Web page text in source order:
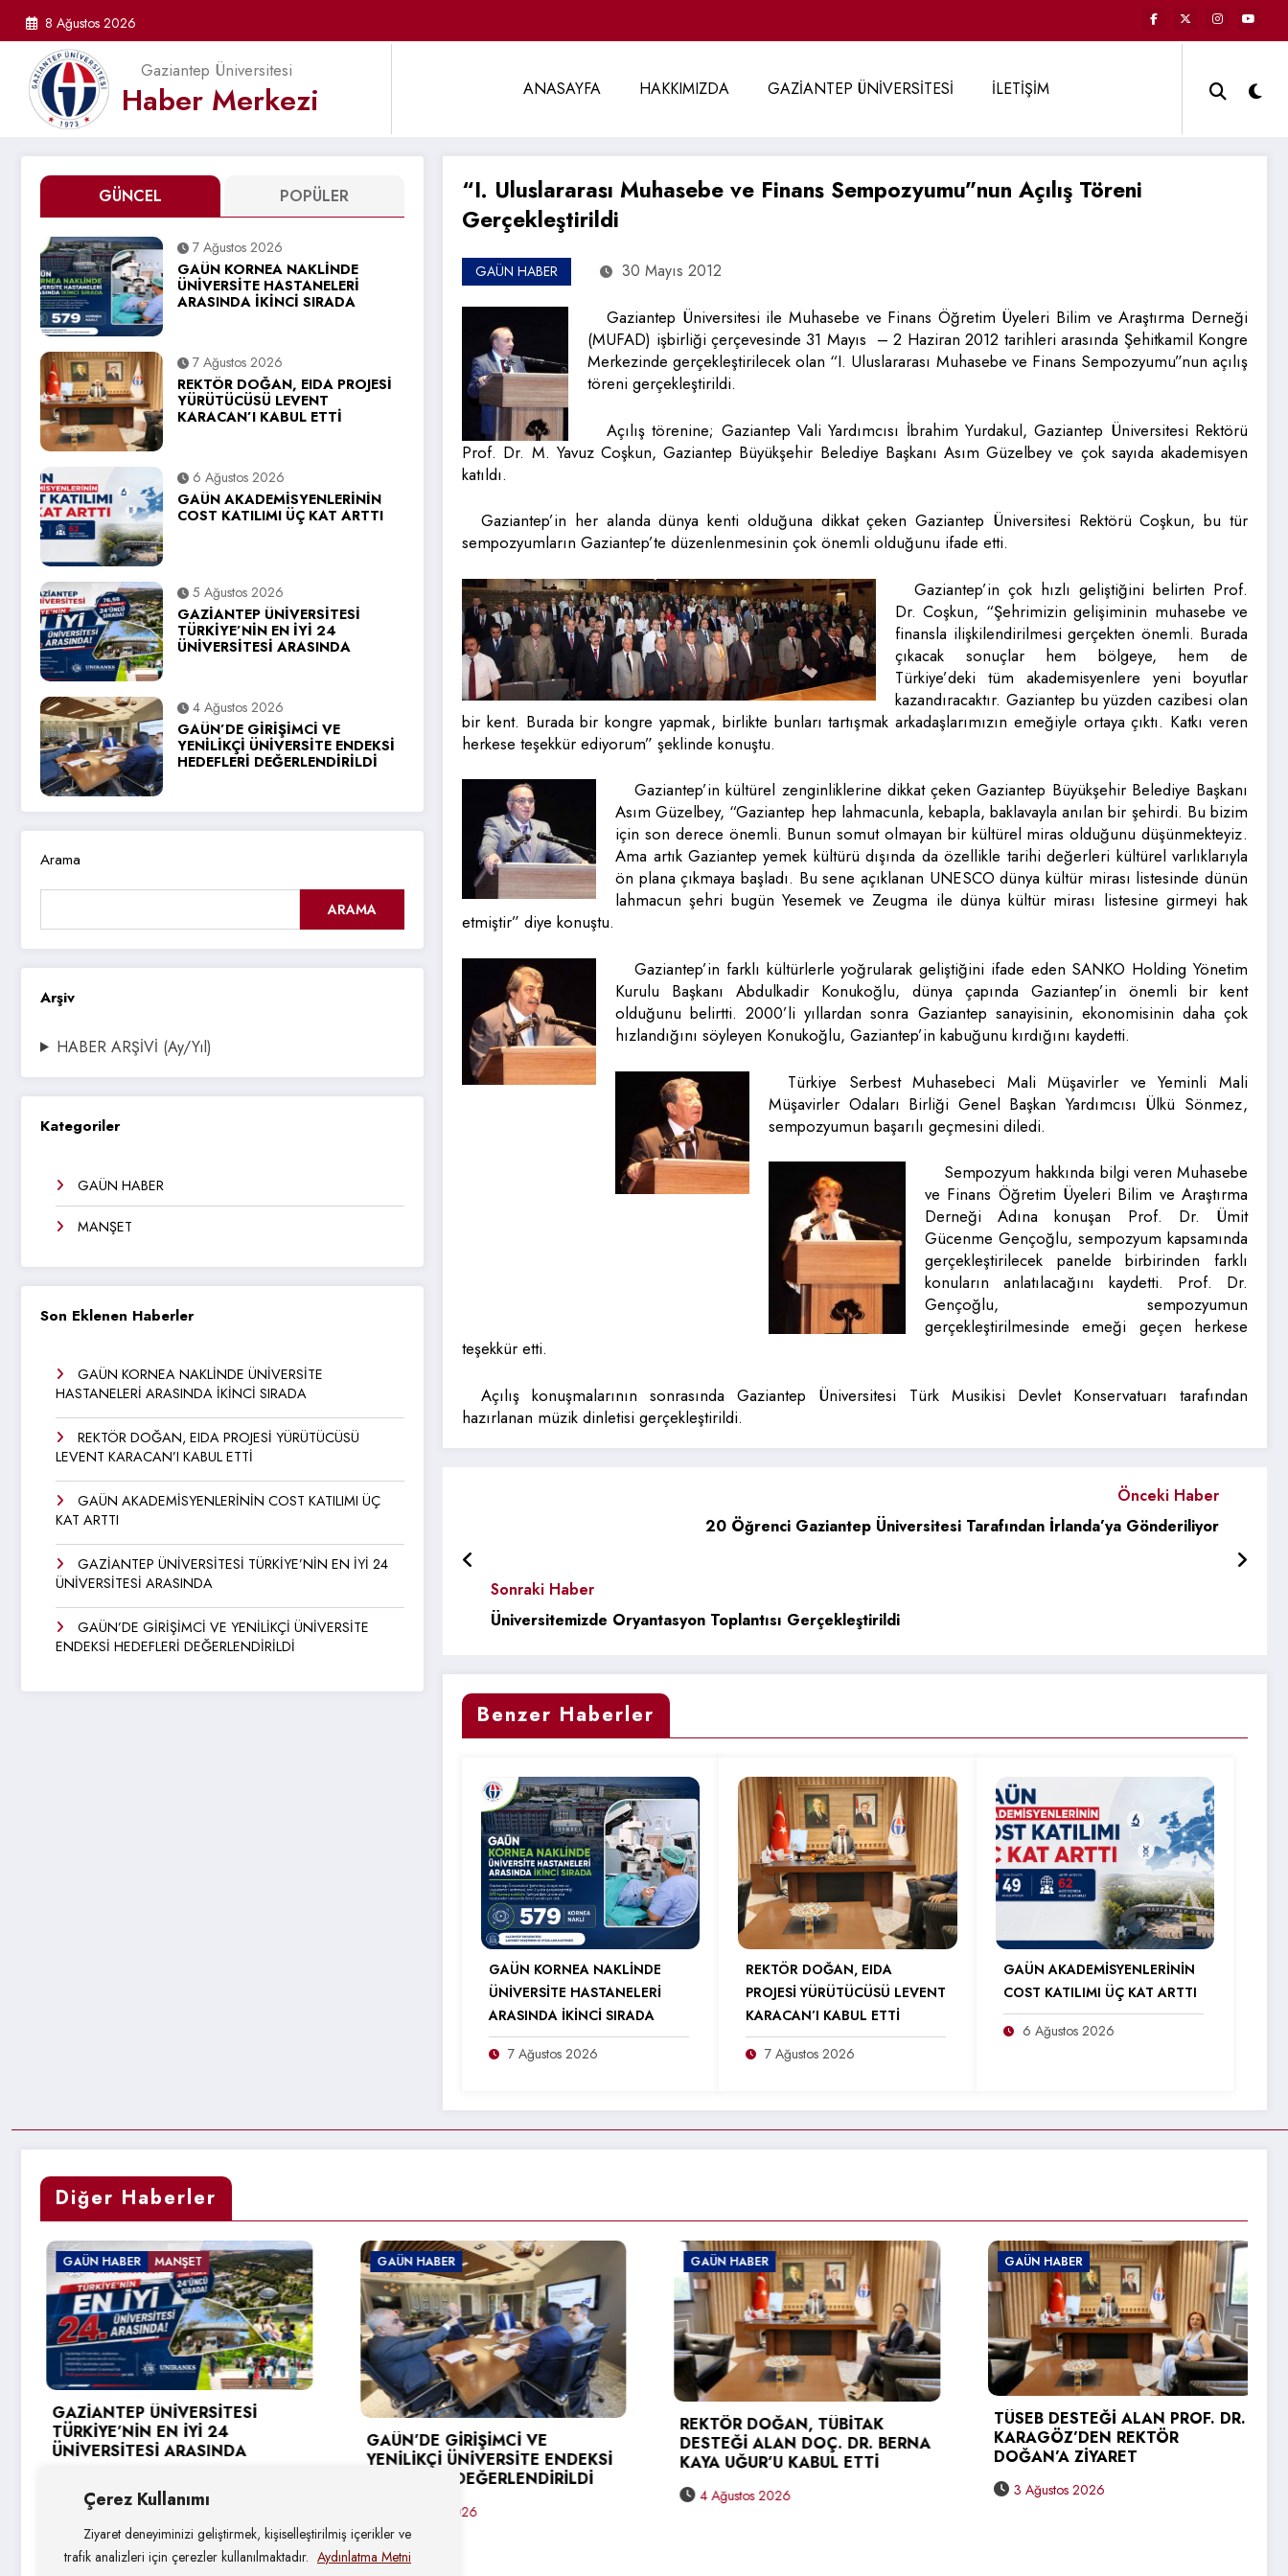
Çerez Kullanımı
Ziyaret deneyiminizi geliştirmek, kişiselleştirilmiş içerikler ve
trafik analizleri için çerezler kullanılmaktadır. Aydınlatma Metni
8 Ağustos 2026
Gaziantep Üniversitesi
Haber Merkezi ANASAYFA HAKKIMIZDA GAZİANTEP ÜNİVERSİTESİ İLETİŞİM
GÜNCEL POPÜLER
7 Ağustos 2026
GAÜN KORNEA NAKLİNDE
ÜNİVERSİTE HASTANELERİ
ARASINDA İKİNCİ SIRADA
7 Ağustos 2026
REKTÖR DOĞAN, EIDA PROJESİ
YÜRÜTÜCÜSÜ LEVENT
KARACAN’I KABUL ETTİ
6 Ağustos 2026
GAÜN AKADEMİSYENLERİNİN
COST KATILIMI ÜÇ KAT ARTTI
5 Ağustos 2026
GAZİANTEP ÜNİVERSİTESİ
TÜRKİYE’NİN EN İYİ 24
ÜNİVERSİTESİ ARASINDA
4 Ağustos 2026
GAÜN’DE GİRİŞİMCİ VE
YENİLİKÇİ ÜNİVERSİTE ENDEKSİ
HEDEFLERİ DEĞERLENDİRİLDİ
Arama
ARAMA
Arşiv
HABER ARŞİVİ (Ay/Yıl)
Kategoriler
GAÜN HABER
MANŞET
Son Eklenen Haberler
GAÜN KORNEA NAKLİNDE ÜNİVERSİTE
HASTANELERİ ARASINDA İKİNCİ SIRADA
REKTÖR DOĞAN, EIDA PROJESİ YÜRÜTÜCÜSÜ
LEVENT KARACAN’I KABUL ETTİ
GAÜN AKADEMİSYENLERİNİN COST KATILIMI ÜÇ
KAT ARTTI
GAZİANTEP ÜNİVERSİTESİ TÜRKİYE’NİN EN İYİ 24
ÜNİVERSİTESİ ARASINDA
GAÜN’DE GİRİŞİMCİ VE YENİLİKÇİ ÜNİVERSİTE
ENDEKSİ HEDEFLERİ DEĞERLENDİRİLDİ
“I. Uluslararası Muhasebe ve Finans Sempozyumu”nun Açılış Töreni
Gerçekleştirildi
GAÜN HABER 30 Mayıs 2012
Gaziantep Üniversitesi ile Muhasebe ve Finans Öğretim Üyeleri Bilim ve Araştırma Derneği
(MUFAD) işbirliği çerçevesinde 31 Mayıs – 2 Haziran 2012 tarihleri arasında Şehitkamil Kongre
Merkezinde gerçekleştirilecek olan “I. Uluslararası Muhasebe ve Finans Sempozyumu”nun açılış
töreni gerçekleştirildi.
Açılış törenine; Gaziantep Vali Yardımcısı İbrahim Yurdakul, Gaziantep Üniversitesi Rektörü
Prof. Dr. M. Yavuz Coşkun, Gaziantep Büyükşehir Belediye Başkanı Asım Güzelbey ve çok sayıda akademisyen
katıldı.
Gaziantep’in her alanda dünya kenti olduğuna dikkat çeken Gaziantep Üniversitesi RektörüCoşkun, bu tür
sempozyumların Gaziantep’te düzenlenmesinin çok önemli olduğunu ifade etti.
Gaziantep’in çok hızlı geliştiğini belirten Prof.
Dr. Coşkun, “Şehrimizin gelişiminin muhasebe ve
finansla ilişkilendirilmesi gerçekten önemli. Burada
çıkacak sonuçlar hem bölgeye, hem de
Türkiye’deki tüm akademisyenlere yeni boyutlar
kazandıracaktır. Gaziantep bu yüzden cazibesi olan
bir kent. Burada bir kongre yapmak, birlikte bunları tartışmak arkadaşlarımızın emeğiyle ortaya çıktı. Katkı veren
herkese teşekkür ediyorum” şeklinde konuştu.
Gaziantep’in kültürel zenginliklerine dikkat çeken Gaziantep Büyükşehir Belediye Başkanı
Asım Güzelbey, “Gaziantep hep lahmacunla, kebapla, baklavayla anılan bir şehirdi. Bu bizim
için son derece önemli. Bunun somut olmayan bir kültürel miras olduğunu düşünmekteyiz.
Ama artık Gaziantep yemek kültürü dışında da özellikle tarihi değerleri kültürel varlıklarıyla
ön plana çıkmaya başladı. Bu sene açıklanan UNESCO dünya kültür mirası listesinde dünün
lahmacun şehri bugün Yesemek ve Zeugma ile dünya kültür mirası listesine girmeyi hak
etmiştir” diye konuştu.
Gaziantep’in farklı kültürlerle yoğrularak geliştiğini ifade eden SANKO Holding Yönetim
Kurulu Başkanı Abdulkadir Konukoğlu, dünya çapında Gaziantep’in önemli bir kent
olduğunu belirtti. 2000’li yıllardan sonra Gaziantep sanayisinin, ekonomisinin daha çok
hızlandığını söyleyen Konukoğlu, Gaziantep’in kabuğunu kırdığını kaydetti.
Türkiye Serbest Muhasebeci Mali Müşavirler ve Yeminli Mali
Müşavirler Odaları Birliği Genel Başkan Yardımcısı Ülkü Sönmez,
sempozyumun başarılı geçmesini diledi.
Sempozyum hakkında bilgi veren Muhasebe
ve Finans Öğretim Üyeleri Bilim ve Araştırma
Derneği Adına konuşan Prof. Dr. Ümit
Gücenme Gençoğlu, sempozyum kapsamında
gerçekleştirilecek panelde birbirinden farklı
konuların anlatılacağını kaydetti. Prof. Dr.
Gençoğlu, sempozyumun
gerçekleştirilmesinde emeği geçen herkese
teşekkür etti.
Açılış konuşmalarının sonrasında Gaziantep Üniversitesi Türk Musikisi Devlet Konservatuarı tarafından
hazırlanan müzik dinletisi gerçekleştirildi.
Önceki Haber
20 Öğrenci Gaziantep Üniversitesi Tarafından İrlanda’ya Gönderiliyor
Sonraki Haber
Üniversitemizde Oryantasyon Toplantısı Gerçekleştirildi
Benzer Haberler
GAÜN KORNEA NAKLİNDE
ÜNİVERSİTE HASTANELERİ
ARASINDA İKİNCİ SIRADA
7 Ağustos 2026
REKTÖR DOĞAN, EIDA
PROJESİ YÜRÜTÜCÜSÜ LEVENT
KARACAN’I KABUL ETTİ
7 Ağustos 2026
GAÜN AKADEMİSYENLERİNİN
COST KATILIMI ÜÇ KAT ARTTI
6 Ağustos 2026
Diğer Haberler
GAÜN HABER
GAÜN’DE GİRİŞİMCİ VE
YENİLİKÇİ ÜNİVERSİTE ENDEKSİ
4 Ağustos 2026
GAÜN HABER
REKTÖR DOĞAN, TÜBİTAK
DESTEĞİ ALAN DOÇ. DR. BERNA
KAYA UĞUR’U KABUL ETTİ
GAÜN HABER
TÜSEB DESTEĞİ ALAN PROF. DR.
KARAGÖZ’DEN REKTÖR
DOĞAN’A ZİYARET
GAÜN HABER
GAÜN TEKNİK
YÜKSEKOKULU’NDA